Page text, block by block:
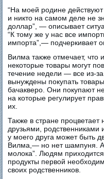
“На моей родине действуют
и никто на самом деле не
доллар”, — описывает
“К тому же у нас все
импорта”,— подчеркивает
Вилма также отмечает,
некоторые товары могут
течение недели — все
вынуждены покупать
бачакверо. Они покупают
на которые регулирует
их.
Также в стране
друзьями, родственниками
у моего друга может быть
Вилма,— но нет шампуня.
молока”. Людям
продукты первой
своих родственников.